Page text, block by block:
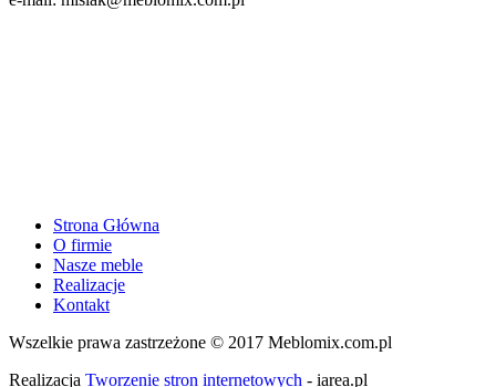
Strona Główna
O firmie
Nasze meble
Realizacje
Kontakt
Wszelkie prawa zastrzeżone © 2017 Meblomix.com.pl
Realizacja Tworzenie stron internetowych - iarea.pl